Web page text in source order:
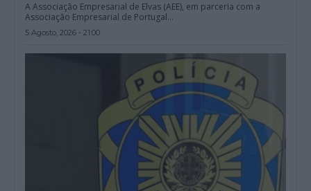
A Associação Empresarial de Elvas (AEE), em parceria com a
Associação Empresarial de Portugal...
5 Agosto, 2026 - 21:00